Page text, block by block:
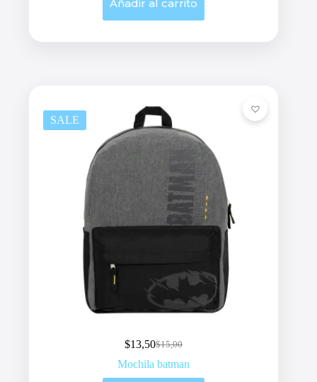
Añadir al carrito
SALE
$15,00
Original
price
was:
$13,50Current
price
is:
Mochila batman